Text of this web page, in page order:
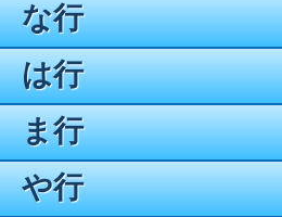
な行
は行
ま行
や行